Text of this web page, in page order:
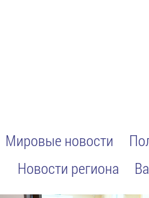
Мировые новости
Новости региона